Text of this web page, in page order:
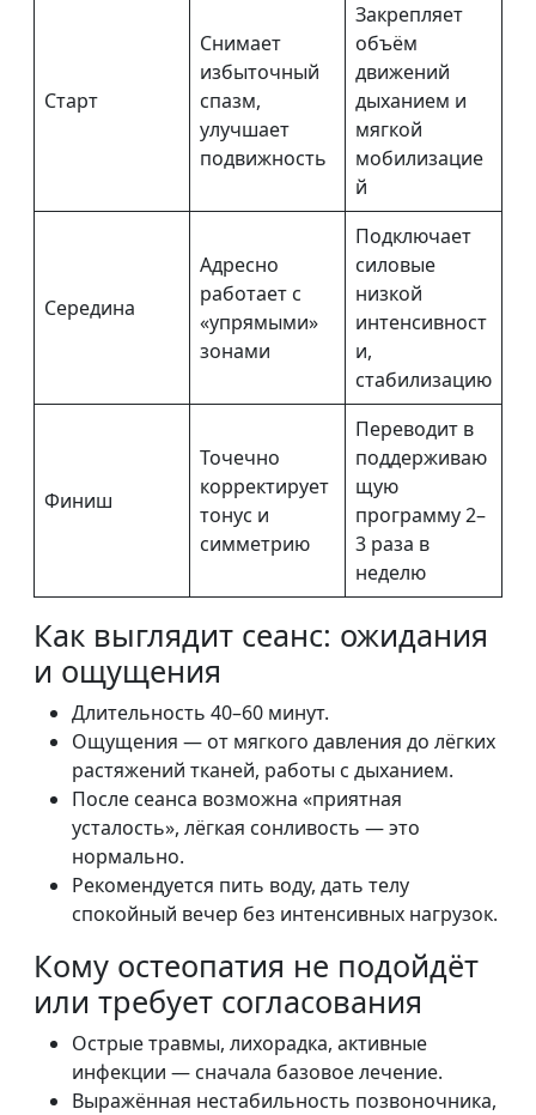
Старт
Снимает
избыточный
спазм,
улучшает
подвижность
Закрепляет
объём
движений
дыханием и
мягкой
мобилизацие
й
Середина
Адресно
работает с
«упрямыми»
зонами
Подключает
силовые
низкой
интенсивност
и,
стабилизацию
Финиш
Точечно
корректирует
тонус и
симметрию
Переводит в
поддерживаю
щую
программу 2–
3 раза в
неделю
Как выглядит сеанс: ожидания
и ощущения
Длительность 40–60 минут.
Ощущения — от мягкого давления до лёгких
растяжений тканей, работы с дыханием.
После сеанса возможна «приятная
усталость», лёгкая сонливость — это
нормально.
Рекомендуется пить воду, дать телу
спокойный вечер без интенсивных нагрузок.
Кому остеопатия не подойдёт
или требует согласования
Острые травмы, лихорадка, активные
инфекции — сначала базовое лечение.
Выражённая нестабильность позвоночника,